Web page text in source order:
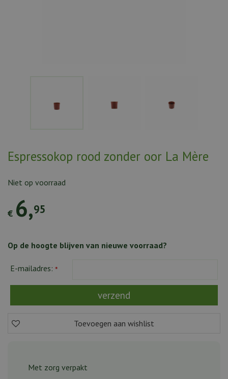
Espressokop rood zonder oor La Mère
€ 6,95
Niet op voorraad
Op de hoogte blijven van nieuwe voorraad?
E-mailadres: *
Met zorg verpakt